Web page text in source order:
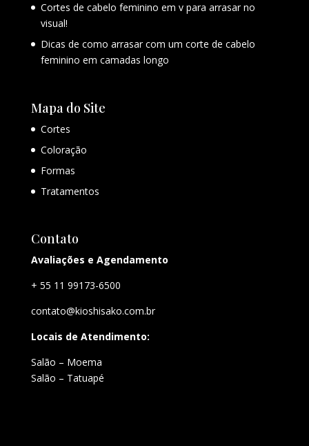
Cortes de cabelo feminino em v para arrasar no
visual!
Dicas de como arrasar com um corte de cabelo
feminino em camadas longo
Mapa do Site
Cortes
Coloração
Formas
Tratamentos
Contato
Avaliações e Agendamento
+ 55 11 99173-6500
contato@kioshisako.com.br
Locais de Atendimento:
Salão – Moema
Salão – Tatuapé